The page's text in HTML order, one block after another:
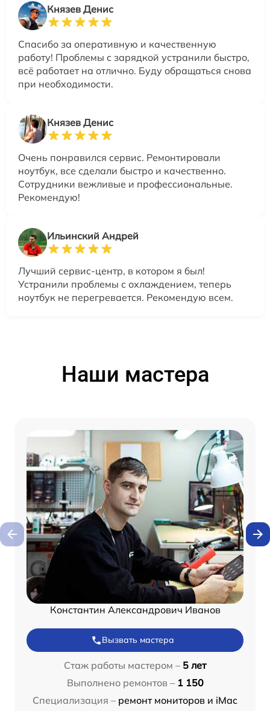
Князев Денис
Спасибо за оперативную и качественную
работу! Проблемы с зарядкой устранили быстро,
всё работает на отлично. Буду обращаться снова
при необходимости.
Князев Денис
Очень понравился сервис. Ремонтировали
ноутбук, все сделали быстро и качественно.
Сотрудники вежливые и профессиональные.
Рекомендую!
Ильинский Андрей
Лучший сервис-центр, в котором я был!
Устранили проблемы с охлаждением, теперь
ноутбук не перегревается. Рекомендую всем.
Наши мастера
Константин Александрович Иванов
Вызвать мастера
Стаж работы мастером – 5 лет
Выполнено ремонтов – 1 150
Специализация – ремонт мониторов и iMac